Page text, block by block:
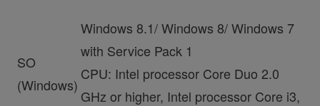
SO
(Windows)
Windows 8.1/ Windows 8/ Windows 7
with Service Pack 1
CPU: Intel processor Core Duo 2.0
GHz or higher, Intel processor Core i3,